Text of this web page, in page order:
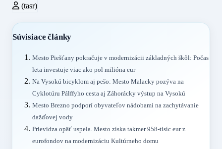
(tasr)
Súvisiace články
Mesto Piešťany pokračuje v modernizácii základných škôl: Počas
leta investuje viac ako pol milióna eur
Na Vysokú bicyklom aj pešo: Mesto Malacky pozýva na
Cyklotúru Pálffyho cesta aj Záhorácky výstup na Vysokú
Mesto Brezno podporí obyvateľov nádobami na zachytávanie
dažďovej vody
Prievidza opäť uspela. Mesto získa takmer 958-tisíc eur z
eurofondov na modernizáciu Kultúrneho domu